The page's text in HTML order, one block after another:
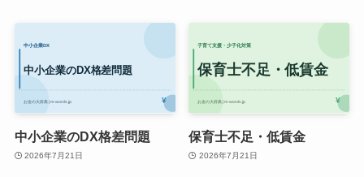
中小企業のDX格差問題
2026年7月21日
保育士不足・低賃金
2026年7月21日